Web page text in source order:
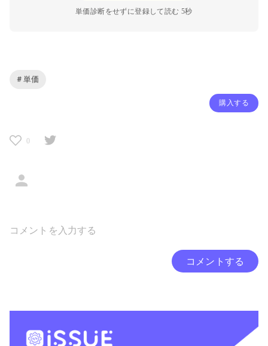
単価診断をせずに登録して読む 5秒
# 単価
購入する
0
コメントする